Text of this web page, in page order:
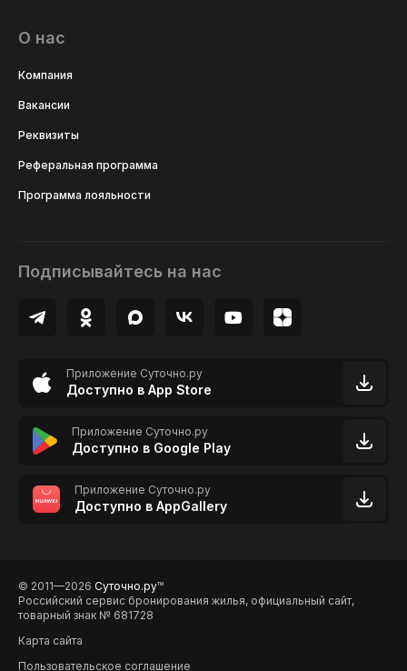
О нас
Компания
Вакансии
Реквизиты
Реферальная программа
Программа лояльности
Подписывайтесь на нас
Приложение Суточно.ру
Доступно в App Store
Приложение Суточно.ру
Доступно в Google Play
Приложение Суточно.ру
Доступно в AppGallery
© 2011—2026 Суточно.руTM
Российский сервис бронирования жилья, официальный сайт,
товарный знак № 681728
Карта сайта
Пользовательское соглашение